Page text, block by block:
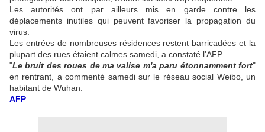
Les autorités ont par ailleurs mis en garde contre les
déplacements inutiles qui peuvent favoriser la propagation du
virus.
Les entrées de nombreuses résidences restent barricadées et la
plupart des rues étaient calmes samedi, a constaté l'AFP.
"Le bruit des roues de ma valise m'a paru étonnamment fort"
en rentrant, a commenté samedi sur le réseau social Weibo, un
habitant de Wuhan.
AFP